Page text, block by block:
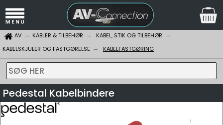
AV KABLER & TILBEHØR
KABEL, STIK OG TILBEHØR
KABELSKJULER OG FASTGØRELSE
KABELFASTGØRING
SØG HER
Pedestal Kabelbindere